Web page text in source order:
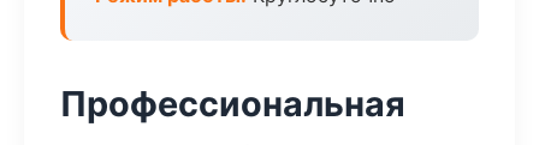
Профессиональная